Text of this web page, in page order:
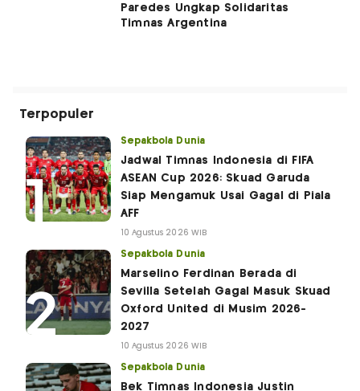
Paredes Ungkap Solidaritas
Timnas Argentina
Terpopuler
Sepakbola Dunia
Jadwal Timnas Indonesia di FIFA
ASEAN Cup 2026: Skuad Garuda
Siap Mengamuk Usai Gagal di Piala
AFF
10 Agustus 2026 WIB
Sepakbola Dunia
Marselino Ferdinan Berada di
Sevilla Setelah Gagal Masuk Skuad
Oxford United di Musim 2026-
2027
10 Agustus 2026 WIB
Sepakbola Dunia
Bek Timnas Indonesia Justin